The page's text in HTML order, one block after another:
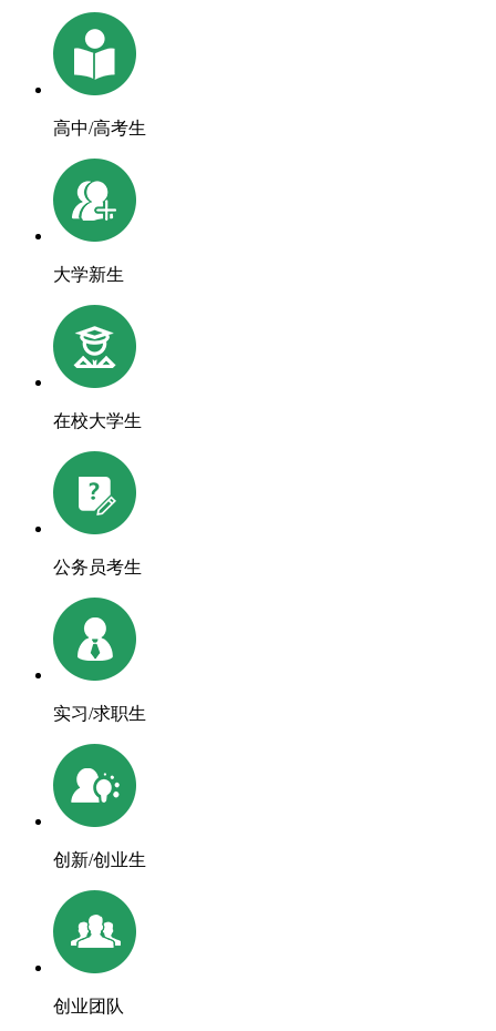
高中/高考生
大学新生
在校大学生
公务员考生
实习/求职生
创新/创业生
创业团队